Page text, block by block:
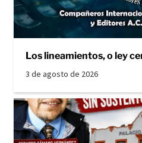
Los lineamientos, o ley
3 de agosto de 2026